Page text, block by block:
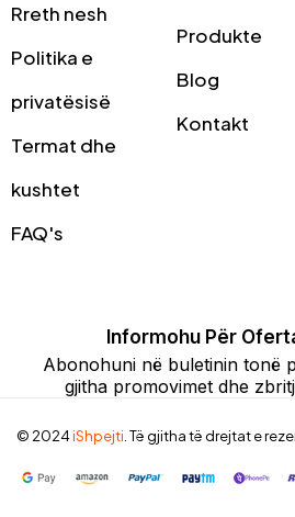
Rreth nesh
Politika e
privatësisë
Termat dhe
kushtet
FAQ's
Produkte
Blog
Kontakt
Informohu Për
Abonohuni në buletinin tonë
gjitha promovimet dhe
© 2024iShpejti. Të gjitha të drejtat e